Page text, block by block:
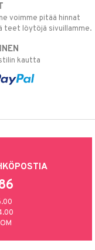
voimme pitää hinnat
teet löytöjä sivuillamme.
kautta